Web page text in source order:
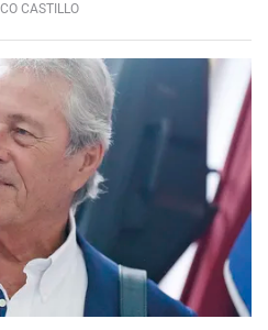
CASTILLO